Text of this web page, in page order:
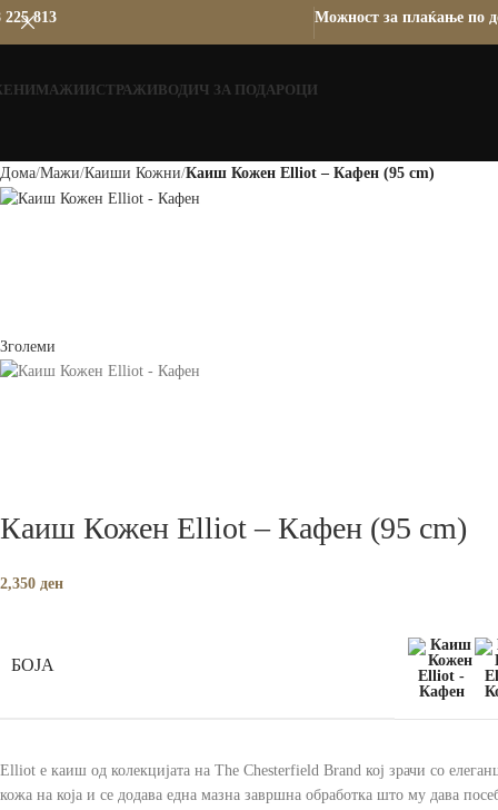
МАЖИИСТРАЖИВОДИЧ ЗА ПОДАРОЦИ
Дома Мажи Каиши Кожни Каиш Кожен Elliot – Кафен (95 cm)
Зголеми
Каиш Кожен Elliot – Кафен (95 cm)
2,350 ден
БОЈА
Elliot е каиш од колекцијата на The Chesterfield Brand кој зрачи со
кожа на која и се додава една мазна завршна обработка што му дава
225 813 Можност за плаќање по